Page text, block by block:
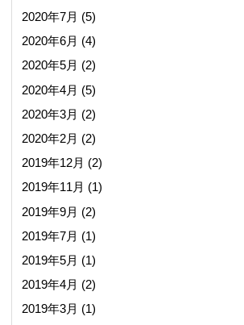
2020年7月 (5)
2020年6月 (4)
2020年5月 (2)
2020年4月 (5)
2020年3月 (2)
2020年2月 (2)
2019年12月 (2)
2019年11月 (1)
2019年9月 (2)
2019年7月 (1)
2019年5月 (1)
2019年4月 (2)
2019年3月 (1)